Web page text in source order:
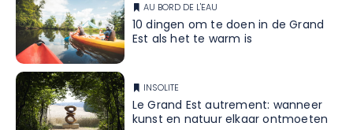
AU BORD DE L'EAU
10 dingen om te doen in de Grand
Est als het te warm is
INSOLITE
Le Grand Est autrement: wanneer
kunst en natuur elkaar ontmoeten